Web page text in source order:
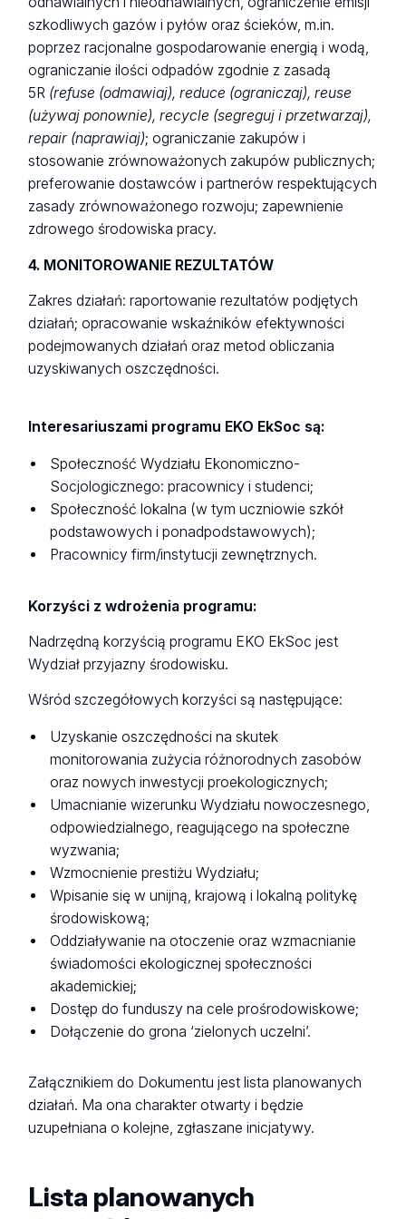
szkodliwych gazów i pyłów oraz ścieków, m.in.
poprzez racjonalne gospodarowanie energią i wodą,
ograniczanie ilości odpadów zgodnie z zasadą
5R (refuse (odmawiaj), reduce (ograniczaj), reuse
(używaj ponownie), recycle (segreguj i przetwarzaj),
repair (naprawiaj); ograniczanie zakupów i
stosowanie zrównoważonych zakupów publicznych;
preferowanie dostawców i partnerów respektujących
zasady zrównoważonego rozwoju; zapewnienie
zdrowego środowiska pracy.
4. MONITOROWANIE REZULTATÓW
Zakres działań: raportowanie rezultatów podjętych
działań; opracowanie wskaźników efektywności
podejmowanych działań oraz metod obliczania
uzyskiwanych oszczędności.
Interesariuszami programu EKO EkSoc są:
Społeczność Wydziału Ekonomiczno-
Socjologicznego: pracownicy i studenci;
Społeczność lokalna (w tym uczniowie szkół
podstawowych i ponadpodstawowych);
Pracownicy firm/instytucji zewnętrznych.
Korzyści z wdrożenia programu:
Nadrzędną korzyścią programu EKO EkSoc jest
Wydział przyjazny środowisku.
Wśród szczegółowych korzyści są następujące:
Uzyskanie oszczędności na skutek
monitorowania zużycia różnorodnych zasobów
oraz nowych inwestycji proekologicznych;
Umacnianie wizerunku Wydziału nowoczesnego,
odpowiedzialnego, reagującego na społeczne
wyzwania;
Wzmocnienie prestiżu Wydziału;
Wpisanie się w unijną, krajową i lokalną politykę
środowiskową;
Oddziaływanie na otoczenie oraz wzmacnianie
świadomości ekologicznej społeczności
akademickiej;
Dostęp do funduszy na cele prośrodowiskowe;
Dołączenie do grona ‘zielonych uczelni’.
Załącznikiem do Dokumentu jest lista planowanych
działań. Ma ona charakter otwarty i będzie
uzupełniana o kolejne, zgłaszane inicjatywy.
Lista planowanych